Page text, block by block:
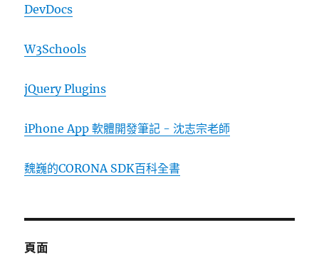
DevDocs
W3Schools
jQuery Plugins
iPhone App 軟體開發筆記 - 沈志宗老師
魏巍的CORONA SDK百科全書
頁面